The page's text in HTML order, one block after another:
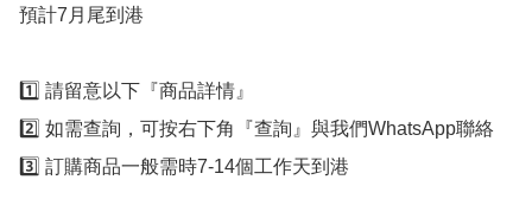
預計7月尾到港
1️⃣ 請留意以下『商品詳情』
2️⃣ 如需查詢，可按右下角『查詢』與我們WhatsApp聯絡
3️⃣ 訂購商品一般需時7-14個工作天到港